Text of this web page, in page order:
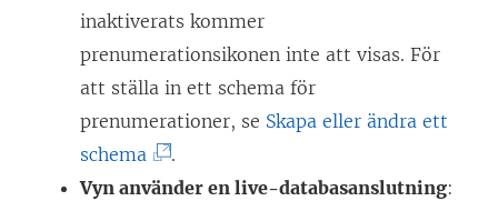
inaktiverats kommer
prenumerationsikonen inte att visas. För
att ställa in ett schema för
prenumerationer, se Skapa eller ändra ett
schema
L
.
Vyn använder en live-databasanslutning: